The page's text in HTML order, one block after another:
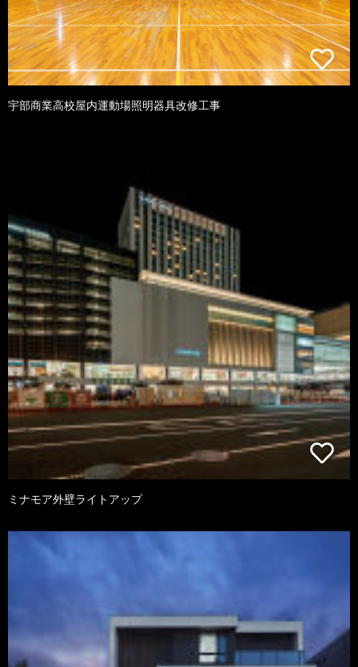
宇部商業高校屋内運動場照明器具改修工事
ミナモア外壁ライトアップ